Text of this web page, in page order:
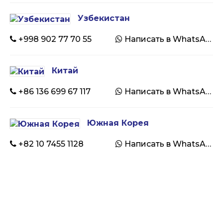
Узбекистан
+998 902 77 70 55 Написать в WhatsApp
Китай
+86 136 699 67 117 Написать в WhatsApp
Южная Корея
+82 10 7455 1128 Написать в WhatsApp